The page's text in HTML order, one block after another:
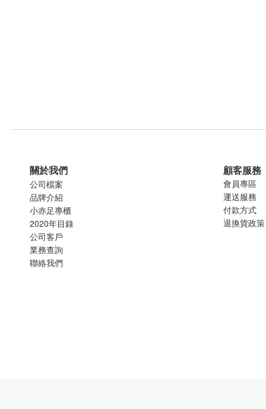
關於我們
公司檔案
品牌介紹
小赤足專櫃
2020年目錄
公司客戶
業務查詢
聯絡我們
顧客服務
會員專區
運送服務
付款方式
退換貨政策